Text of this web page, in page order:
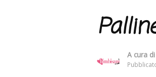
A cura di